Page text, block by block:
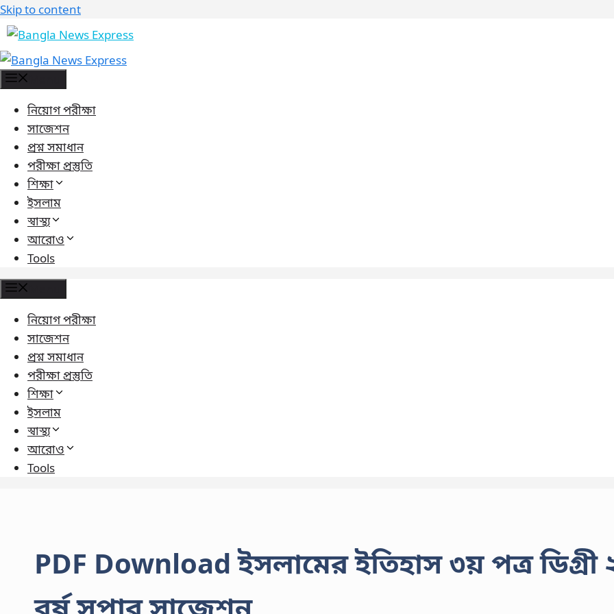
Skip to content
নিয়োগ পরীক্ষা
সাজেশন
প্রশ্ন সমাধান
পরীক্ষা প্রস্তুতি
শিক্ষা
ইসলাম
স্বাস্থ্য
আরোও
Tools
নিয়োগ পরীক্ষা
সাজেশন
প্রশ্ন সমাধান
পরীক্ষা প্রস্তুতি
শিক্ষা
ইসলাম
স্বাস্থ্য
আরোও
Tools
PDF Download ইসলামের ইতিহাস ৩য় পত্র ডিগ্রী